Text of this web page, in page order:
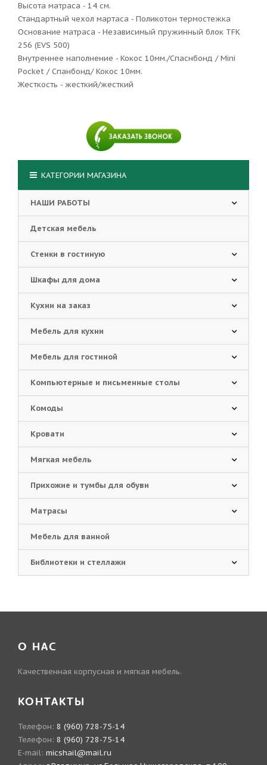
Высота матраса - 14 см.
Стандартный чехол мартаса - Поликотон термостежка
Основание матраса - Независимый пружинный блок TFK
256 (EVS 500)
Внутреннее наполнение - Кокос 10мм./Спаснбонд / Mini
Pocket / Спанбонд/ Кокос 10мм.
Жесткость - жесткий/жесткий
КАТЕГОРИИ МАГАЗИНА
НАШИ РАБОТЫ
Детская мебель
Стенки в гостиную
Шкафы для дома
Кухни на заказ
Мебель для кухни
Мебель для гостиной
Компьютерные и письменные столы
Комоды
Кровати
Мягкая мебель
Прихожие и тумбы для обуви
Матрасы
Мебель для ванной
Библиотеки и стеллажи
О НАС
Качественная корпусная и мягкая мебель.
КОНТАКТЫ
Телефон: 8 (960) 728-75-14
Телефон: 8 (960) 728-75-14
E-mail: micshail@mail.ru